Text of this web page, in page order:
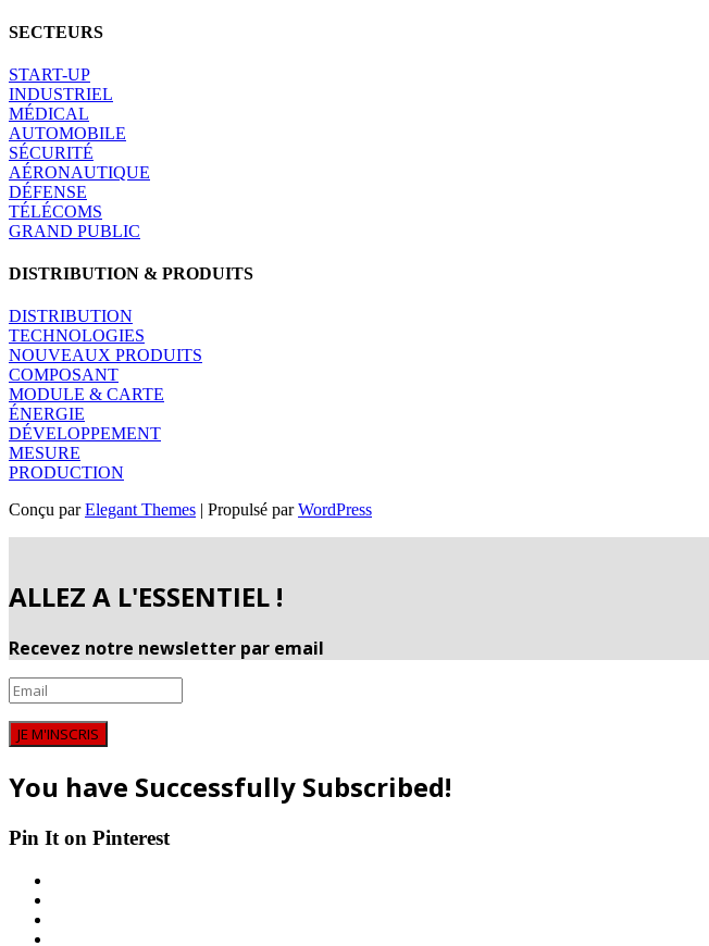
SECTEURS
START-UP
INDUSTRIEL
MÉDICAL
AUTOMOBILE
SÉCURITÉ
AÉRONAUTIQUE
DÉFENSE
TÉLÉCOMS
GRAND PUBLIC
DISTRIBUTION & PRODUITS
DISTRIBUTION
TECHNOLOGIES
NOUVEAUX PRODUITS
COMPOSANT
MODULE & CARTE
ÉNERGIE
DÉVELOPPEMENT
MESURE
PRODUCTION
Conçu parElegant Themes | Propulsé parWordPress
ALLEZ A L'ESSENTIEL !
Recevez notre newsletter par email
JE M'INSCRIS
You have Successfully Subscribed!
Pin It on Pinterest